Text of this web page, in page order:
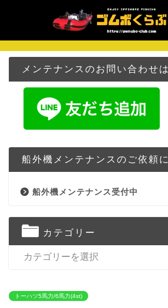
メンテナンスのお問い合わせ
船外機メンテナンスのご依頼
船外機メンテナンス受付中
カテゴリー
トーハツ5馬力/6馬力(4st)